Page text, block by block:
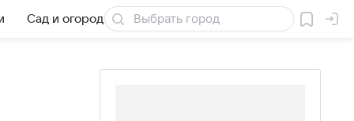
Сад и огород Товары для дачи